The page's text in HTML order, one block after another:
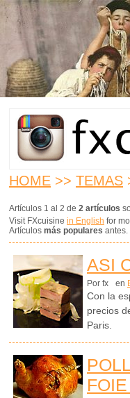
HOME >> TEMAS
Artículos 1 al 2 de 2 artículos
Visit FXcuisine in English for
Artículos más populares
ASI
Por fx en
Con la
precios
Paris.